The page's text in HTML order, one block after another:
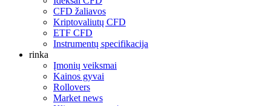
CFD žaliavos
Kriptovaliutų CFD
ETF CFD
Instrumentų specifikacija
rinka
Įmonių veiksmai
Kainos gyvai
Rollovers
Market news